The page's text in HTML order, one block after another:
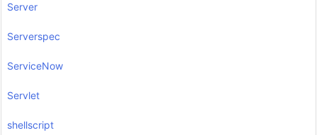
Server
Serverspec
ServiceNow
Servlet
shellscript